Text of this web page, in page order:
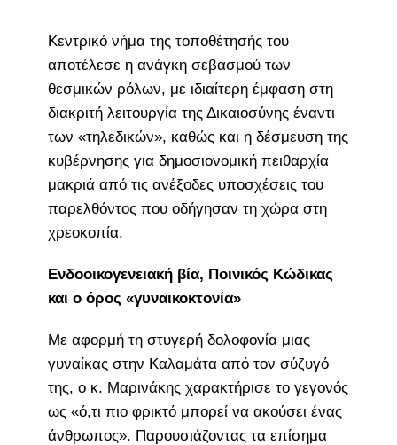
Κεντρικό νήμα της τοποθέτησής του
αποτέλεσε η ανάγκη σεβασμού των
θεσμικών ρόλων, με ιδιαίτερη έμφαση στη
διακριτή λειτουργία της Δικαιοσύνης έναντι
των «τηλεδικών», καθώς και η δέσμευση της
κυβέρνησης για δημοσιονομική πειθαρχία
μακριά από τις ανέξοδες υποσχέσεις του
παρελθόντος που οδήγησαν τη χώρα στη
χρεοκοπία.
Ενδοοικογενειακή βία, Ποινικός Κώδικας
και ο όρος «γυναικοκτονία»
Με αφορμή τη στυγερή δολοφονία μιας
γυναίκας στην Καλαμάτα από τον σύζυγό
της, ο κ. Μαρινάκης χαρακτήρισε το γεγονός
ως «ό,τι πιο φρικτό μπορεί να ακούσει ένας
άνθρωπος». Παρουσιάζοντας τα επίσημα